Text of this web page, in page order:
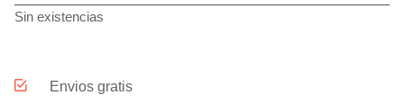
Sin existencias
Envios gratis